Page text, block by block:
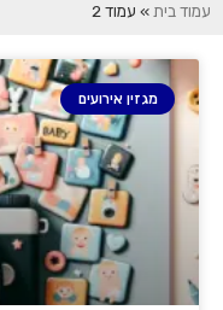
עמוד בית » עמוד 2
מגזין אירועים